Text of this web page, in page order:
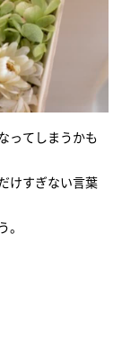
ってしまうかも
けすぎない言葉